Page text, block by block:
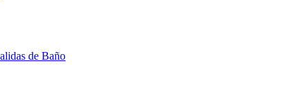
de Baño